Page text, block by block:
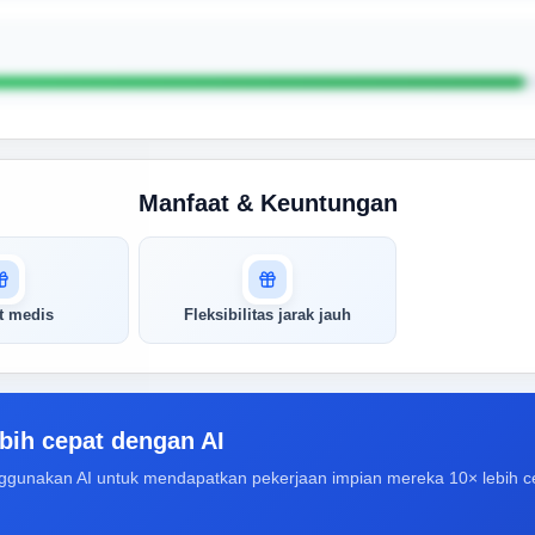
Manfaat & Keuntungan
medis Fleksibilitas jarak jauh
cepat dengan AI
AI untuk mendapatkan pekerjaan impian mereka 10× lebih